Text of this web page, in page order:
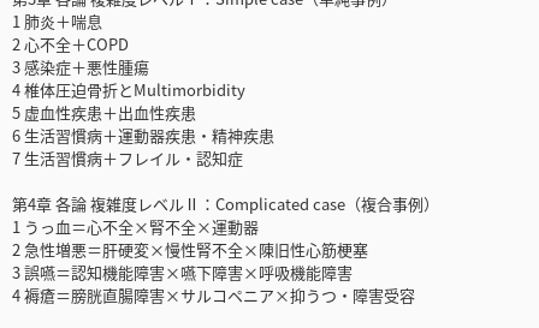
1 肺炎＋喘息
2 心不全＋COPD
3 感染症＋悪性腫瘍
4 椎体圧迫骨折とMultimorbidity
5 虚血性疾患＋出血性疾患
6 生活習慣病＋運動器疾患・精神疾患
7 生活習慣病＋フレイル・認知症
第4章 各論 複雑度レベルⅡ：Complicated case（複合事例）
1 うっ血＝心不全×腎不全×運動器
2 急性増悪＝肝硬変×慢性腎不全×陳旧性心筋梗塞
3 誤嚥＝認知機能障害×嚥下障害×呼吸機能障害
4 褥瘡＝膀胱直腸障害×サルコペニア×抑うつ・障害受容